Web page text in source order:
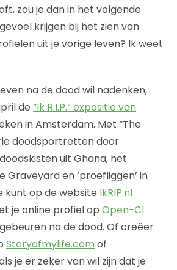
zou je dan in het volgende
krijgen bij het zien van
uit je vorige leven? Ik weet
na de dood wil nadenken,
de “Ik R.I.P.” expositie van
in Amsterdam. Met “The
doodsportretten door
uit Ghana, het
en ‘proefliggen’ in
kunt op de website IkRIP.nl
je online profiel op Open-CI
na de dood. Of creëer
Storyofmylife.com of
je er zeker van wil zijn dat je